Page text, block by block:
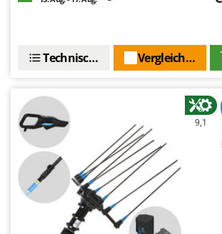
Prismafood
R.G.V.
Rato
Reber
Redback
Resto Italia
Ribimex
Ripartrak
Vergleichen Sie
Technische Daten
9,1